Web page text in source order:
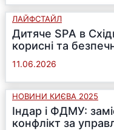
ЛАЙФСТАЙЛ
Дитяче SPA в
корисні та
11.06.2026
НОВИНИ КИЄВА 2025
Індар і ФДМУ:
конфлікт за